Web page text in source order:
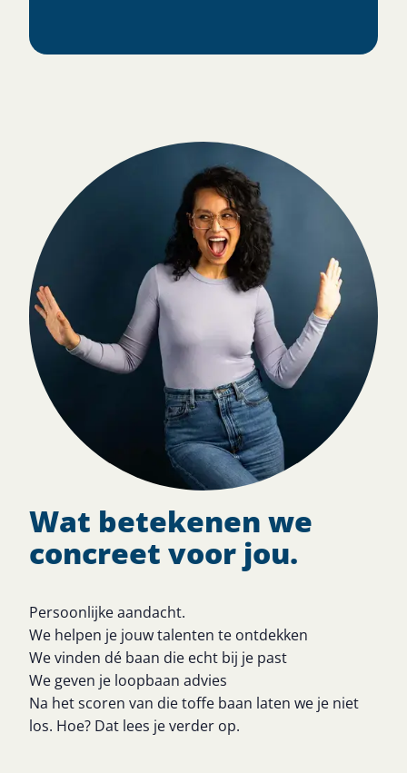
Wat betekenen we
concreet voor jou.
Persoonlijke aandacht.
We helpen je jouw talenten te ontdekken
We vinden dé baan die echt bij je past
We geven je loopbaan advies
Na het scoren van die toffe baan laten we je niet
los. Hoe? Dat lees je verder op.